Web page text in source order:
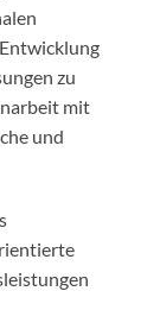
zu
mit
und